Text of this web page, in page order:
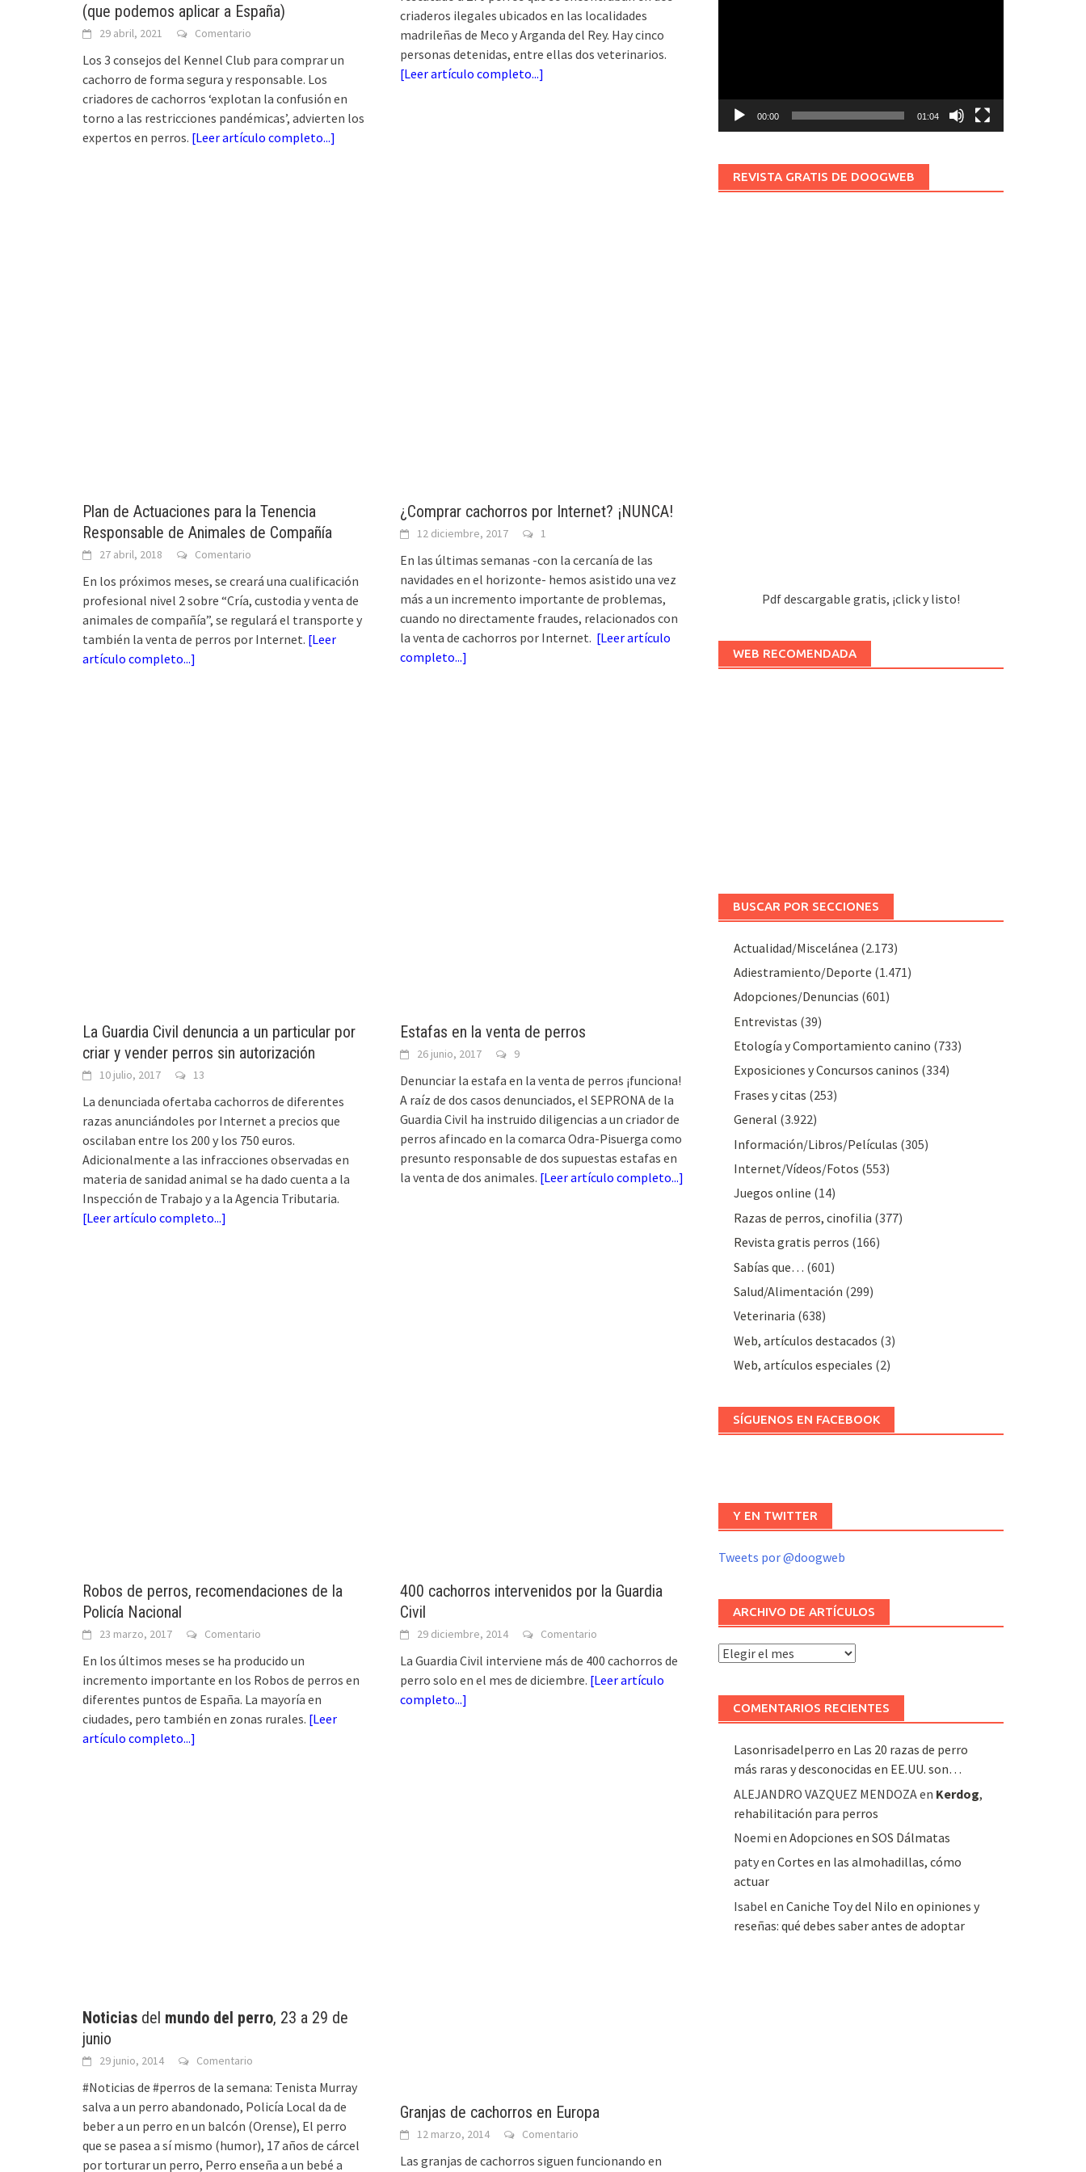
(que podemos aplicar a España)
29 abril, 2021 Comentario
Los 3 consejos del Kennel Club para comprar un
cachorro de forma segura y responsable. Los
criadores de cachorros ‘explotan la confusión en
torno a las restricciones pandémicas’, advierten los
expertos en perros. [Leer artículo completo...]
criaderos ilegales ubicados en las localidades
madrileñas de Meco y Arganda del Rey. Hay cinco
personas detenidas, entre ellas dos veterinarios.
[Leer artículo completo...]
Plan de Actuaciones para la Tenencia
Responsable de Animales de Compañía
27 abril, 2018 Comentario
En los próximos meses, se creará una cualificación
profesional nivel 2 sobre “Cría, custodia y venta de
animales de compañía”, se regulará el transporte y
también la venta de perros por Internet. [Leer
artículo completo...]
¿Comprar cachorros por Internet? ¡NUNCA!
12 diciembre, 2017 1
En las últimas semanas -con la cercanía de las
navidades en el horizonte- hemos asistido una vez
más a un incremento importante de problemas,
cuando no directamente fraudes, relacionados con
la venta de cachorros por Internet. [Leer artículo
completo...]
La Guardia Civil denuncia a un particular por
criar y vender perros sin autorización
10 julio, 2017 13
La denunciada ofertaba cachorros de diferentes
razas anunciándoles por Internet a precios que
oscilaban entre los 200 y los 750 euros.
Adicionalmente a las infracciones observadas en
materia de sanidad animal se ha dado cuenta a la
Inspección de Trabajo y a la Agencia Tributaria.
[Leer artículo completo...]
Estafas en la venta de perros
26 junio, 2017 9
Denunciar la estafa en la venta de perros ¡funciona!
A raíz de dos casos denunciados, el SEPRONA de la
Guardia Civil ha instruido diligencias a un criador de
perros afincado en la comarca Odra-Pisuerga como
presunto responsable de dos supuestas estafas en
la venta de dos animales. [Leer artículo completo...]
Robos de perros, recomendaciones de la
Policía Nacional
23 marzo, 2017 Comentario
En los últimos meses se ha producido un
incremento importante en los Robos de perros en
diferentes puntos de España. La mayoría en
ciudades, pero también en zonas rurales. [Leer
artículo completo...]
400 cachorros intervenidos por la Guardia
Civil
29 diciembre, 2014 Comentario
La Guardia Civil interviene más de 400 cachorros de
perro solo en el mes de diciembre. [Leer artículo
completo...]
Noticias del mundo del perro, 23 a 29 de
junio
29 junio, 2014 Comentario
#Noticias de #perros de la semana: Tenista Murray
salva a un perro abandonado, Policía Local da de
beber a un perro en un balcón (Orense), El perro
que se pasea a sí mismo (humor), 17 años de cárcel
por torturar un perro, Perro enseña a un bebé a
Granjas de cachorros en Europa
12 marzo, 2014 Comentario
Las granjas de cachorros siguen funcionando en
00:00 01:04
REVISTA GRATIS DE DOOGWEB
Pdf descargable gratis, ¡click y listo!
WEB RECOMENDADA
BUSCAR POR SECCIONES
Actualidad/Miscelánea (2.173)
Adiestramiento/Deporte (1.471)
Adopciones/Denuncias (601)
Entrevistas (39)
Etología y Comportamiento canino (733)
Exposiciones y Concursos caninos (334)
Frases y citas (253)
General (3.922)
Información/Libros/Películas (305)
Internet/Vídeos/Fotos (553)
Juegos online (14)
Razas de perros, cinofilia (377)
Revista gratis perros (166)
Sabías que… (601)
Salud/Alimentación (299)
Veterinaria (638)
Web, artículos destacados (3)
Web, artículos especiales (2)
SÍGUENOS EN FACEBOOK
Y EN TWITTER
Tweets por @doogweb
ARCHIVO DE ARTÍCULOS
Archivo
artículos
COMENTARIOS RECIENTES
Lasonrisadelperro en Las 20 razas de perro
más raras y desconocidas en EE.UU. son…
ALEJANDRO VAZQUEZ MENDOZAen Kerdog,
rehabilitación para perros
Noemi en Adopciones en SOS Dálmatas
patyen Cortes en las almohadillas, cómo
actuar
Isabel en Caniche Toy del Nilo en opiniones y
reseñas: qué debes saber antes de adoptar